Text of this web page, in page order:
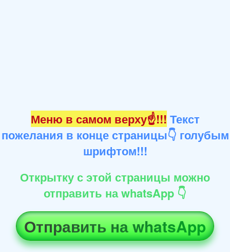
Меню в самом верху☝!!! Текст
пожелания в конце страницы👇 голубым
шрифтом!!!
Открытку с этой страницы можно
отправить на whatsApp 👇
Отправить на whatsApp